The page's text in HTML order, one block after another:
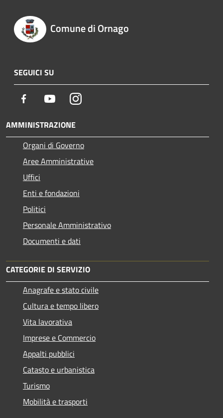
Comune di Ornago
SEGUICI SU
Facebook YoutubeInstagram
AMMINISTRAZIONE
Organi di Governo
Aree Amministrative
Uffici
Enti e fondazioni
Politici
Personale Amministrativo
Documenti e dati
CATEGORIE DI SERVIZIO
Anagrafe e stato civile
Cultura e tempo libero
Vita lavorativa
Imprese e Commercio
Appalti pubblici
Catasto e urbanistica
Turismo
Mobilità e trasporti